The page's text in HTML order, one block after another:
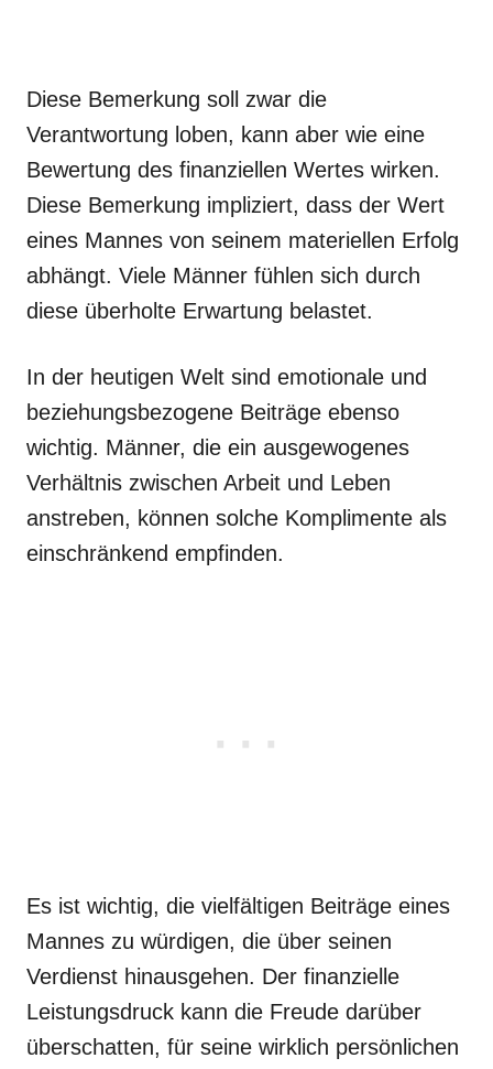
Diese Bemerkung soll zwar die
Verantwortung loben, kann aber wie eine
Bewertung des finanziellen Wertes wirken.
Diese Bemerkung impliziert, dass der Wert
eines Mannes von seinem materiellen Erfolg
abhängt. Viele Männer fühlen sich durch
diese überholte Erwartung belastet.
In der heutigen Welt sind emotionale und
beziehungsbezogene Beiträge ebenso
wichtig. Männer, die ein ausgewogenes
Verhältnis zwischen Arbeit und Leben
anstreben, können solche Komplimente als
einschränkend empfinden.
Es ist wichtig, die vielfältigen Beiträge eines
Mannes zu würdigen, die über seinen
Verdienst hinausgehen. Der finanzielle
Leistungsdruck kann die Freude darüber
überschatten, für seine wirklich persönlichen